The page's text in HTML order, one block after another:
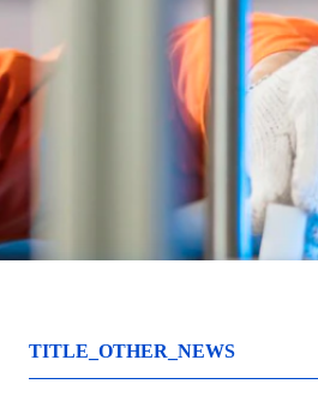
TITLE_OTHER_NEWS